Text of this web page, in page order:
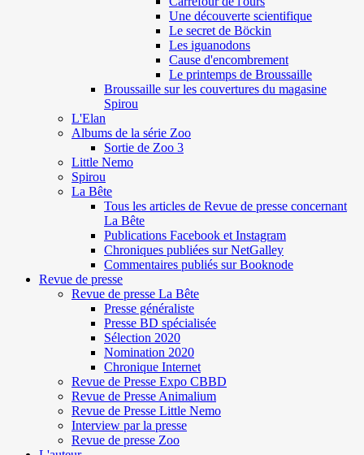
Une découverte scientifique
Le secret de Böckin
Les iguanodons
Cause d'encombrement
Le printemps de Broussaille
Broussaille sur les couvertures du magasine
Spirou
L'Elan
Albums de la série Zoo
Sortie de Zoo 3
Little Nemo
Spirou
La Bête
Tous les articles de Revue de presse concernant
La Bête
Publications Facebook et Instagram
Chroniques publiées sur NetGalley
Commentaires publiés sur Booknode
Revue de presse
Revue de presse La Bête
Presse généraliste
Presse BD spécialisée
Sélection 2020
Nomination 2020
Chronique Internet
Revue de Presse Expo CBBD
Revue de Presse Animalium
Revue de Presse Little Nemo
Interview par la presse
Revue de presse Zoo